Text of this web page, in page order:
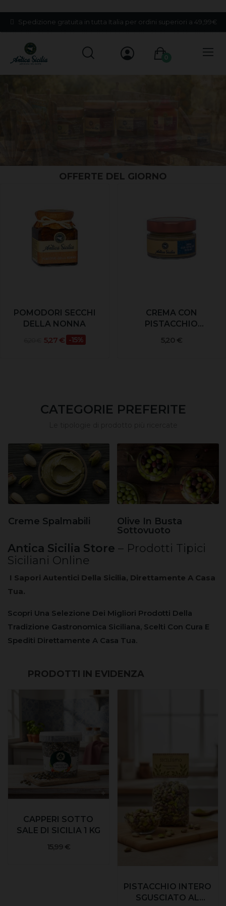
Spedizione gratuita in tutta Italia per ordini superiori a 49,99€
0
OFFERTE DEL GIORNO
POMODORI SECCHI
DELLA NONNA
5,27 € -15%
CREMA CON
PISTACCHIO
5,20 €
CATEGORIE PREFERITE
Creme Spalmabili
Olive In Busta
Sottovuoto
Antica Sicilia Store – Prodotti Tipici
Siciliani Online
I Sapori Autentici Della Sicilia, Direttamente A Casa
Tua.
Scopri Una Selezione Dei Migliori Prodotti Della
Tradizione Gastronomica Siciliana, Scelti Con Cura E
Spediti Direttamente A Casa Tua.
PRODOTTI IN EVIDENZA
CAPPERI SOTTO
SALE DI SICILIA 1 KG
15,99 €
PISTACCHIO INTERO
SGUSCIATO AL